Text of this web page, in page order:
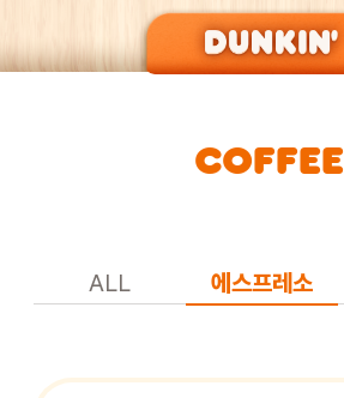
DUNKIN’ OF SEASON
COFFEE
ALL 에스프레소